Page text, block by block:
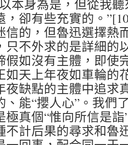
本身為是，但從我
，卻有些充實的。
信的，但魯迅選擇熱
只不外求的是詳細的
假如沒有主體，即使
如天上年夜如車輪的
夜缺點的主體中追求
、能“攖人心”。我們
極真個“惟向所信是
不計后果的尋求和魯